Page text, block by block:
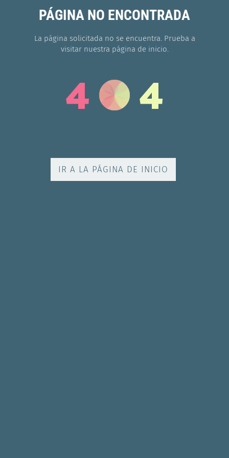
PÁGINA NO ENCONTRADA
La página solicitada no se encuentra. Prueba a
visitar nuestra página de inicio.
4 4
IR A LA PÁGINA DE INICIO